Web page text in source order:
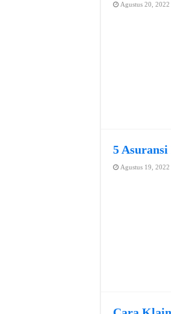
Agustus 20, 2022
5
Agustus 19, 2022